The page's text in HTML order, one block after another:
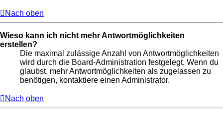
Nach oben
Wieso kann ich nicht mehr Antwortmöglichkeiten
erstellen?
Die maximal zulässige Anzahl von Antwortmöglichkeiten
wird durch die Board-Administration festgelegt. Wenn du
glaubst, mehr Antwortmöglichkeiten als zugelassen zu
benötigen, kontaktiere einen Administrator.
Nach oben